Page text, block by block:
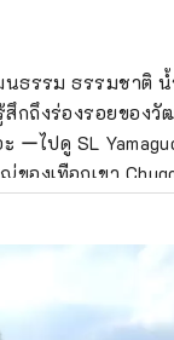
ธรรม ธรรมชาติ
กถึงร่องรอยของวั
ไปดู SL
องเทือกเขา
มสถานที่ที่คุณถูกดึง